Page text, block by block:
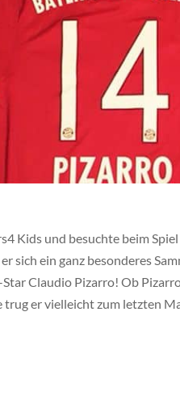
Kids und besuchte beim Spiel
sich ein ganz besonderes
Claudio Pizarro! Ob
er vielleicht zum letzten